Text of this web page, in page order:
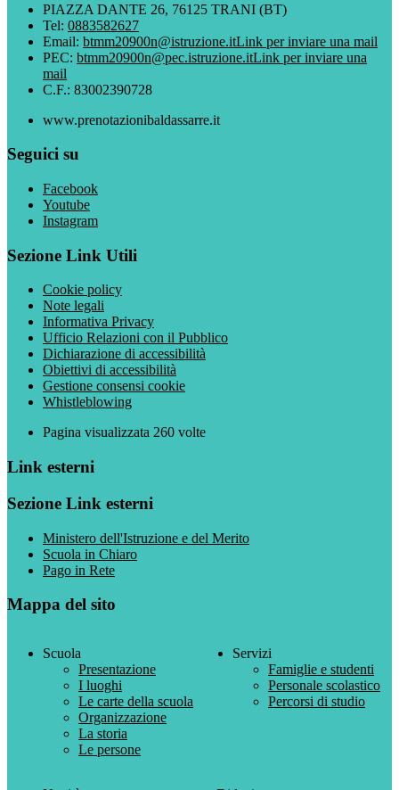
PIAZZA DANTE 26, 76125 TRANI (BT)
Tel: 0883582627
Email: btmm20900n@istruzione.itLink per inviare una mail
PEC: btmm20900n@pec.istruzione.itLink per inviare una
mail
C.F.: 83002390728
www.prenotazionibaldassarre.it
Seguici su
Facebook
Youtube
Instagram
Sezione Link Utili
Cookie policy
Note legali
Informativa Privacy
Ufficio Relazioni con il Pubblico
Dichiarazione di accessibilità
Obiettivi di accessibilità
Gestione consensi cookie
Whistleblowing
Pagina visualizzata 260 volte
Link esterni
Sezione Link esterni
Ministero dell'Istruzione e del Merito
Scuola in Chiaro
Pago in Rete
Mappa del sito
Scuola
Presentazione
I luoghi
Le carte della scuola
Organizzazione
La storia
Le persone
Servizi
Famiglie e studenti
Personale scolastico
Percorsi di studio